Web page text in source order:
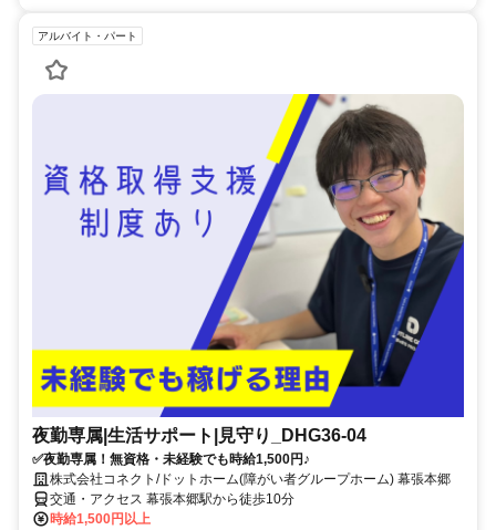
アルバイト・パート
夜勤専属|生活サポート|見守り_DHG36-04
✅夜勤専属！無資格・未経験でも時給1,500円♪
株式会社コネクト/ドットホーム(障がい者グループホーム) 幕張本郷
交通・アクセス 幕張本郷駅から徒歩10分
時給1,500円以上